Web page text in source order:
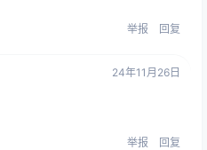
举报 回复
24年11月26日
举报 回复